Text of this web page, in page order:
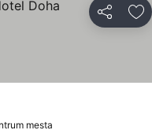
Zdieľať
mesta